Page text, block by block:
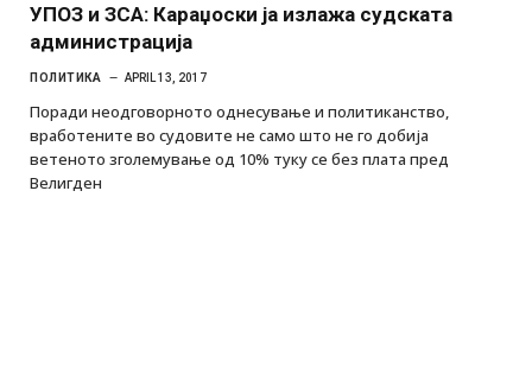
УПОЗ и ЗСА: Караџоски ја излажа судската
администрација
ПОЛИТИКА APRIL 13, 2017
Поради неодговорното однесување и политиканство,
вработените во судовите не само што не го добија
ветеното зголемување од 10% туку се без плата пред
Велигден